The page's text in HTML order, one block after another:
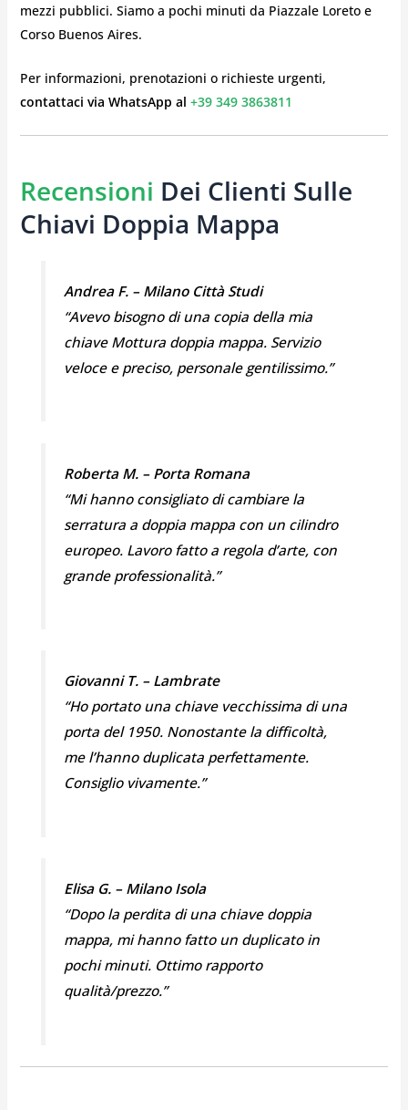
mezzi pubblici. Siamo a pochi minuti da Piazzale Loreto e
Corso Buenos Aires.
Per informazioni, prenotazioni o richieste urgenti,
contattaci via WhatsApp al +39 349 3863811
Recensioni Dei Clienti Sulle
Chiavi Doppia Mappa
Andrea F. – Milano Città Studi
“Avevo bisogno di una copia della mia
chiave Mottura doppia mappa. Servizio
veloce e preciso, personale gentilissimo.”
Roberta M. – Porta Romana
“Mi hanno consigliato di cambiare la
serratura a doppia mappa con un cilindro
europeo. Lavoro fatto a regola d’arte, con
grande professionalità.”
Giovanni T. – Lambrate
“Ho portato una chiave vecchissima di una
porta del 1950. Nonostante la difficoltà,
me l’hanno duplicata perfettamente.
Consiglio vivamente.”
Elisa G. – Milano Isola
“Dopo la perdita di una chiave doppia
mappa, mi hanno fatto un duplicato in
pochi minuti. Ottimo rapporto
qualità/prezzo.”